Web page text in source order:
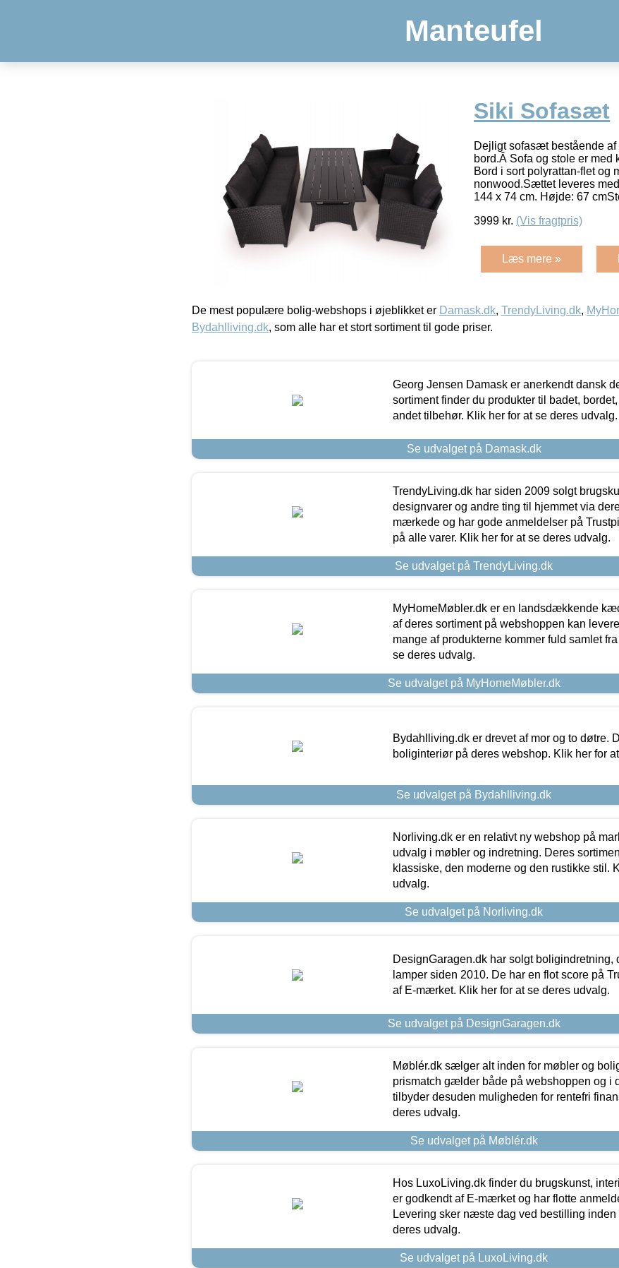
Manteufel
Siki Sofasæt
Dejligt sofasæt bestående af
bord.Â Sofa og stole er med
Bord i sort polyrattan-flet og
nonwood.Sættet leveres
144 x 74 cm. Højde: 67
3999 kr. (Vis fragtpris)
Læs mere »
De mest populære bolig-webshops i øjeblikket er Damask.dk, TrendyLiving.dk,
Bydahlliving.dk, som alle har et stort sortiment til gode priser.
Georg Jensen Damask er anerkendt dansk
sortiment finder du produkter til badet,
andet tilbehør. Klik her for at se deres udvalg.
Se udvalget på Damask.dk
TrendyLiving.dk har siden 2009 solgt
designvarer og andre ting til hjemmet via
mærkede og har gode anmeldelser på
på alle varer. Klik her for at se deres udvalg.
Se udvalget på TrendyLiving.dk
MyHomeMøbler.dk er en landsdækkende
af deres sortiment på webshoppen kan
mange af produkterne kommer fuld samlet
se deres udvalg.
Se udvalget på MyHomeMøbler.dk
Bydahlliving.dk er drevet af mor og to døtre.
boliginteriør på deres webshop. Klik her for
Se udvalget på Bydahlliving.dk
Norliving.dk er en relativt ny webshop på
udvalg i møbler og indretning. Deres
klassiske, den moderne og den rustikke stil.
udvalg.
Se udvalget på Norliving.dk
DesignGaragen.dk har solgt boligindretning,
lamper siden 2010. De har en flot score på
af E-mærket. Klik her for at se deres udvalg.
Se udvalget på DesignGaragen.dk
Møblér.dk sælger alt inden for møbler og
prismatch gælder både på webshoppen og i
tilbyder desuden muligheden for rentefri
deres udvalg.
Se udvalget på Møblér.dk
Hos LuxoLiving.dk finder du brugskunst,
er godkendt af E-mærket og har flotte
Levering sker næste dag ved bestilling inden
deres udvalg.
Se udvalget på LuxoLiving.dk